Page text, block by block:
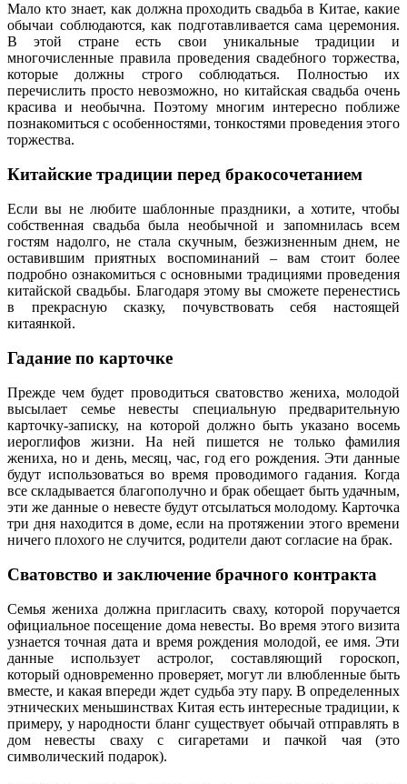
Мало кто знает, как должна проходить свадьба в Китае, какие
обычаи соблюдаются, как подготавливается сама церемония.
В этой стране есть свои уникальные традиции и
многочисленные правила проведения свадебного торжества,
которые должны строго соблюдаться. Полностью их
перечислить просто невозможно, но китайская свадьба очень
красива и необычна. Поэтому многим интересно поближе
познакомиться с особенностями, тонкостями проведения этого
торжества.
Китайские традиции перед бракосочетанием
Если вы не любите шаблонные праздники, а хотите, чтобы
собственная свадьба была необычной и запомнилась всем
гостям надолго, не стала скучным, безжизненным днем, не
оставившим приятных воспоминаний – вам стоит более
подробно ознакомиться с основными традициями проведения
китайской свадьбы. Благодаря этому вы сможете перенестись
в прекрасную сказку, почувствовать себя настоящей
китаянкой.
Гадание по карточке
Прежде чем будет проводиться сватовство жениха, молодой
высылает семье невесты специальную предварительную
карточку-записку, на которой должно быть указано восемь
иероглифов жизни. На ней пишется не только фамилия
жениха, но и день, месяц, час, год его рождения. Эти данные
будут использоваться во время проводимого гадания. Когда
все складывается благополучно и брак обещает быть удачным,
эти же данные о невесте будут отсылаться молодому. Карточка
три дня находится в доме, если на протяжении этого времени
ничего плохого не случится, родители дают согласие на брак.
Сватовство и заключение брачного контракта
Семья жениха должна пригласить сваху, которой поручается
официальное посещение дома невесты. Во время этого визита
узнается точная дата и время рождения молодой, ее имя. Эти
данные использует астролог, составляющий гороскоп,
который одновременно проверяет, могут ли влюбленные быть
вместе, и какая впереди ждет судьба эту пару. В определенных
этнических меньшинствах Китая есть интересные традиции, к
примеру, у народности бланг существует обычай отправлять в
дом невесты сваху с сигаретами и пачкой чая (это
символический подарок).